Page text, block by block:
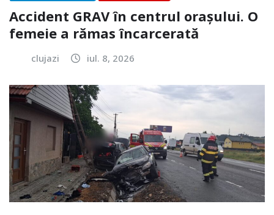
Accident GRAV în centrul orașului. O
femeie a rămas încarcerată
clujazi iul. 8, 2026